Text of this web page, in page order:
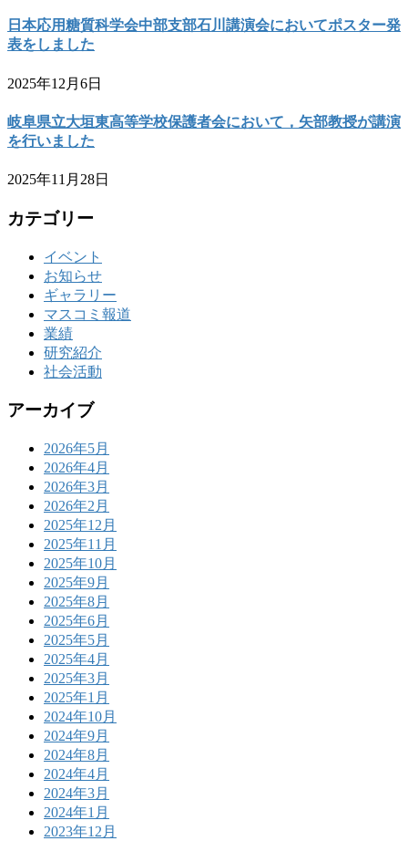
日本応用糖質科学会中部支部石川講演会においてポスター発
表をしました
2025年12月6日
岐阜県立大垣東高等学校保護者会において，矢部教授が講演
を行いました
2025年11月28日
カテゴリー
イベント
お知らせ
ギャラリー
マスコミ報道
業績
研究紹介
社会活動
アーカイブ
2026年5月
2026年4月
2026年3月
2026年2月
2025年12月
2025年11月
2025年10月
2025年9月
2025年8月
2025年6月
2025年5月
2025年4月
2025年3月
2025年1月
2024年10月
2024年9月
2024年8月
2024年4月
2024年3月
2024年1月
2023年12月